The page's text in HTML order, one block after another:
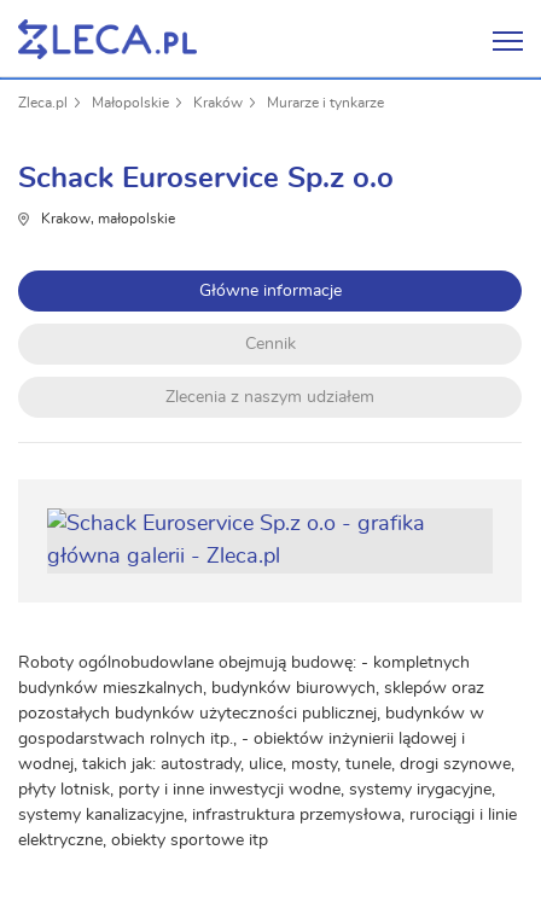
Zleca.pl Małopolskie Kraków Murarze i tynkarze
Schack Euroservice Sp.z o.o
Krakow, małopolskie
Główne informacje
Cennik
Zlecenia z naszym udziałem
Roboty ogólnobudowlane obejmują budowę: - kompletnych
budynków mieszkalnych, budynków biurowych, sklepów oraz
pozostałych budynków użyteczności publicznej, budynków w
gospodarstwach rolnych itp., - obiektów inżynierii lądowej i
wodnej, takich jak: autostrady, ulice, mosty, tunele, drogi szynowe,
płyty lotnisk, porty i inne inwestycji wodne, systemy irygacyjne,
systemy kanalizacyjne, infrastruktura przemysłowa, rurociągi i linie
elektryczne, obiekty sportowe itp